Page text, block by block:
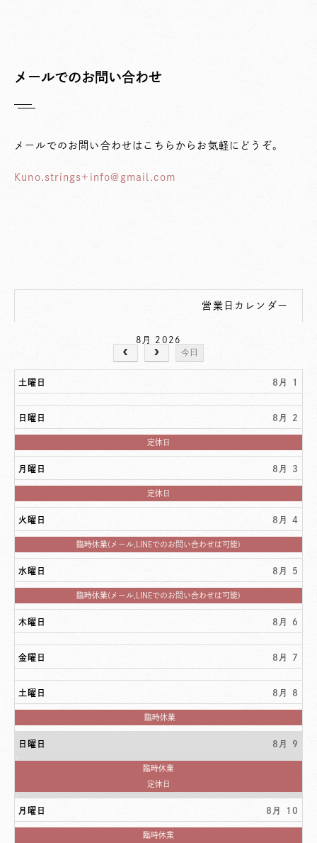
メールでのお問い合わせ
メールでのお問い合わせはこちらからお気軽にどうぞ。
Kuno.strings+info@gmail.com
営業日カレンダー
8月 2026
今日
土曜日 8月 1
日曜日 8月 2
日
曜
月
2nd
2026
定休日
月曜日 8月 3
月
曜
月
3rd
2026
定休日
火曜日 8月 4
火
曜
月
4th
2026
臨時休業(メール,LINEでのお問い合わせは可能)
水曜日 8月 5
水
曜
月
5th
臨時休業(メール,LINEでのお問い合わせは可能)
木曜日 8月 6
金曜日 8月 7
土曜日 8月 8
土
曜
8th
臨時休業
日曜日 8月 9
土
日,
8
2026
臨時休業
日
曜
月
9th
定休日
月曜日 8月 10
土
臨時休業